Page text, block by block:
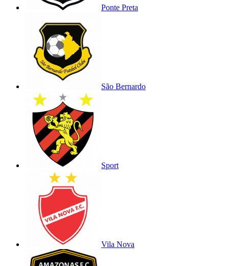
Ponte Preta
São Bernardo
Sport
Vila Nova